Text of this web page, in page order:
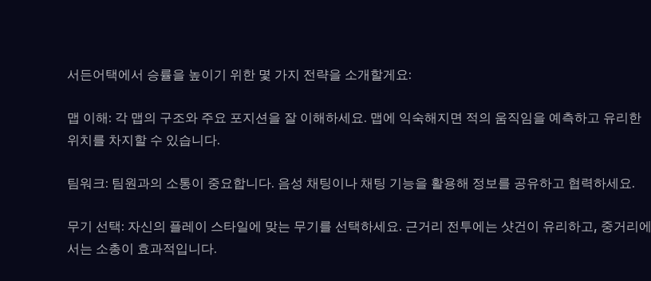
서든어택에서 승률을 높이기 위한 몇 가지 전략을 소개할게요:
맵 이해: 각 맵의 구조와 주요 포지션을 잘 이해하세요. 맵에 익숙해지면 적의 움직임을 예측하고 유리한
위치를 차지할 수 있습니다.
팀워크: 팀원과의 소통이 중요합니다. 음성 채팅이나 채팅 기능을 활용해 정보를 공유하고 협력하세요.
무기 선택: 자신의 플레이 스타일에 맞는 무기를 선택하세요. 근거리 전투에는 샷건이 유리하고, 중거리에
서는 소총이 효과적입니다.